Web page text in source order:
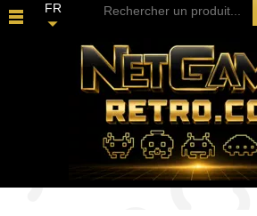
FR